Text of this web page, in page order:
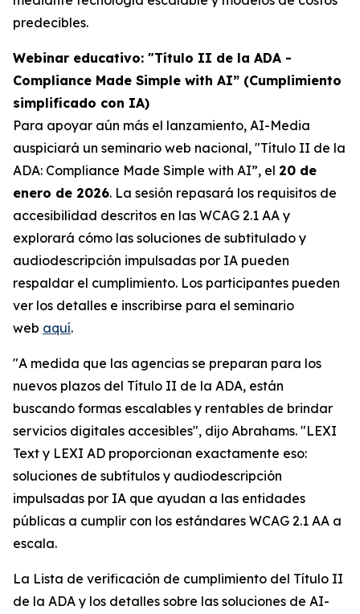
predecibles.
Webinar educativo: "Título II de la ADA -
Compliance Made Simple with AI” (Cumplimiento
simplificado con IA)
Para apoyar aún más el lanzamiento, AI-Media
auspiciará un seminario web nacional, "Título II de la
ADA: Compliance Made Simple with AI”, el 20 de
enero de 2026. La sesión repasará los requisitos de
accesibilidad descritos en las WCAG 2.1 AA y
explorará cómo las soluciones de subtitulado y
audiodescripción impulsadas por IA pueden
respaldar el cumplimiento. Los participantes pueden
ver los detalles e inscribirse para el seminario
web aquí.
"A medida que las agencias se preparan para los
nuevos plazos del Título II de la ADA, están
buscando formas escalables y rentables de brindar
servicios digitales accesibles", dijo Abrahams. "LEXI
Text y LEXI AD proporcionan exactamente eso:
soluciones de subtítulos y audiodescripción
impulsadas por IA que ayudan a las entidades
públicas a cumplir con los estándares WCAG 2.1 AA a
escala.
La Lista de verificación de cumplimiento del Título II
de la ADA y los detalles sobre las soluciones de AI-